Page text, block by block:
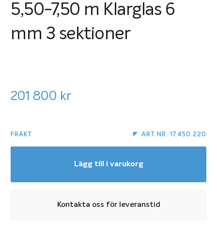
5,50-7,50 m Klarglas 6
mm 3 sektioner
201 800 kr
FRAKT ART.NR. 17.450.220
Lägg till i varukorg
Kontakta oss för leveranstid